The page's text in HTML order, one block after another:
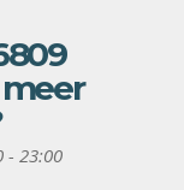
- 23:00